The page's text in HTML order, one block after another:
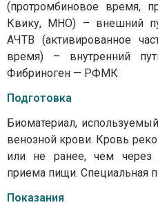
(протромбиновое время,
Квику, МНО) – внешний
АЧТВ (активированное
время) – внутренний
Фибриноген — РФМК
Подготовка
Биоматериал,
венозной крови. Кровь
или не ранее, чем через
приема пищи. Специальная
Показания